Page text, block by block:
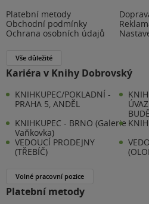
Platební metody
Obchodní podmínky
Ochrana osobních údajů
Vše důležité
Kariéra v Knihy Dobrovský
KNIHKUPEC/POKLADNÍ -
PRAHA 5, ANDĚL
KNIHKUPEC - BRNO (Galerie
Vaňkovka)
VEDOUCÍ PRODEJNY
(TŘEBÍČ)
Volné pracovní pozice
Platební metody